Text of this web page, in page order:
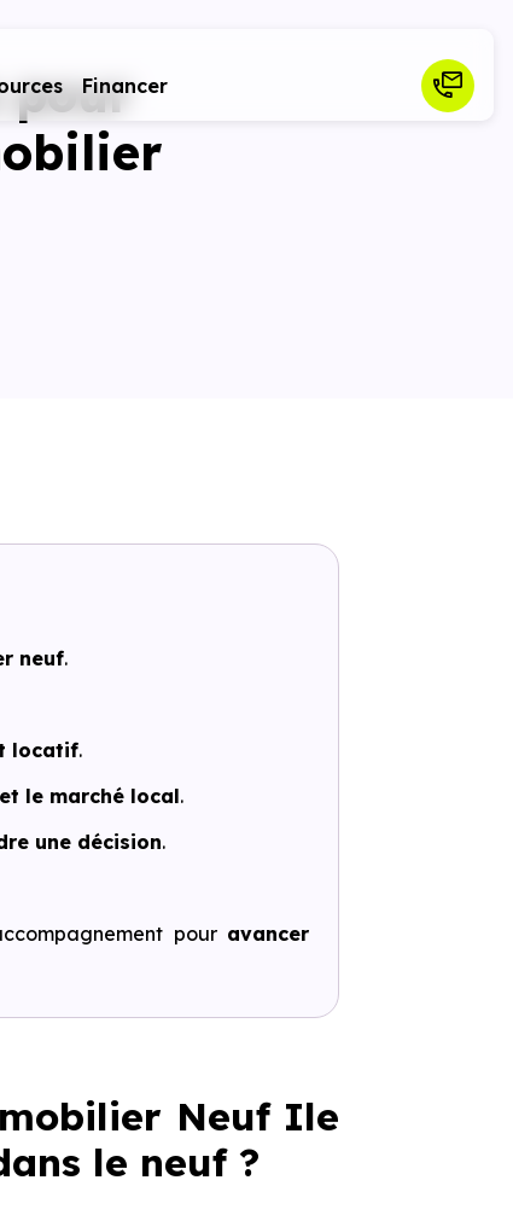
Financer
pour
neuf.
locatif.
le marché local.
une décision.
pour avancer
Neuf Ile
le neuf ?